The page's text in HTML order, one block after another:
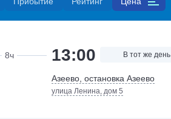
8ч 13:00 В тот же день
Азеево, остановка Азеево
улица Ленина, дом 5